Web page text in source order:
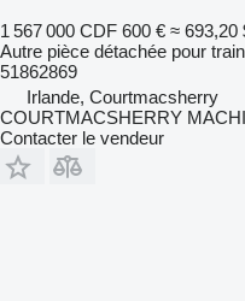
1 567 000 CDF 600 € ≈ 693,20
Autre pièce détachée pour
51862869
Irlande, Courtmacsherry
COURTMACSHERRY
Contacter le vendeur